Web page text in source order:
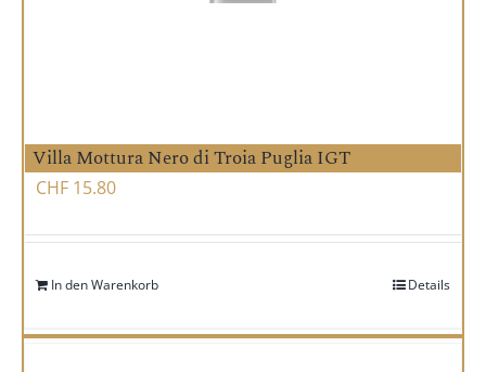
Villa Mottura Nero di Troia Puglia IGT
CHF 15.80
In den Warenkorb Details